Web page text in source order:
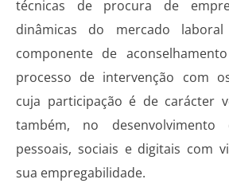
técnicas de procura de
dinâmicas do mercado
componente de
processo de intervenção com
cuja participação é de carácter
também, no desenvolvimento
pessoais, sociais e digitais com
sua empregabilidade.